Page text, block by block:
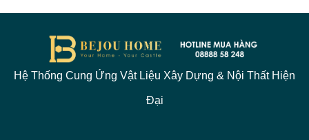
Hệ Thống Cung Ứng Vật Liệu Xây Dựng & Nội Thất Hiện
Đại